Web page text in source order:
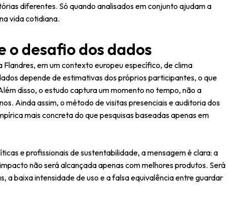
diferentes. Só quando analisados em conjunto ajudam a
vida cotidiana.
o desafio dos dados
em um contexto europeu específico, de clima
depende de estimativas dos próprios participantes, o que
disso, o estudo captura um momento no tempo, não a
Ainda assim, o método de visitas presenciais e auditoria dos
mais concreta do que pesquisas baseadas apenas em
e profissionais de sustentabilidade, a mensagem é clara: a
não será alcançada apenas com melhores produtos. Será
a baixa intensidade de uso e a falsa equivalência entre guardar